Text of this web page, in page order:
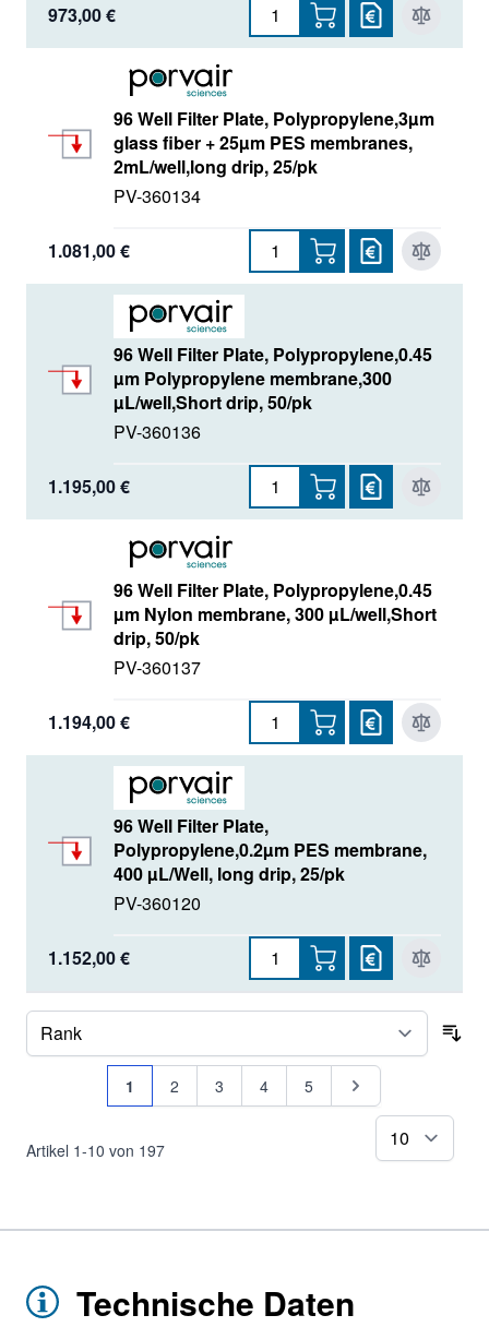
973,00 €
96 Well Filter Plate, Polypropylene,3µm
glass fiber + 25µm PES membranes,
2mL/well,long drip, 25/pk
PV-360134
1.081,00 €
96 Well Filter Plate, Polypropylene,0.45
µm Polypropylene membrane,300
µL/well,Short drip, 50/pk
PV-360136
1.195,00 €
96 Well Filter Plate, Polypropylene,0.45
µm Nylon membrane, 300 µL/well,Short
drip, 50/pk
PV-360137
1.194,00 €
96 Well Filter Plate,
Polypropylene,0.2µm PES membrane,
400 µL/Well, long drip, 25/pk
PV-360120
1.152,00 €
Artikel 1-10 von 197
Seite
Sie lesen gerade Seite
1 Seite
2 Seite
3 Seite
4 Seite
5 Seite
Technische Daten